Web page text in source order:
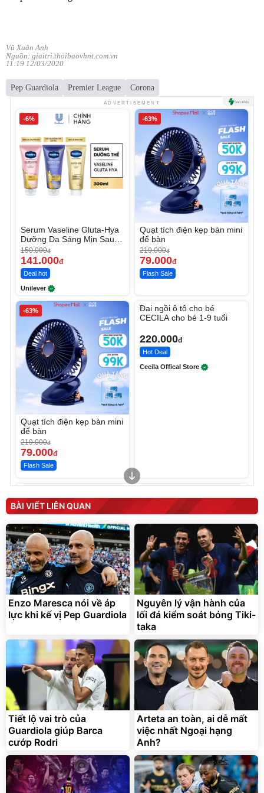
Vũ Xuân Anh
Nguồn: giaitri.thoibaovhnt.com.vn
11:19 12/03/2020
Pep Guardiola Premier League Corona
ADVERTISEMENT
-6%
Serum Vaseline Gluta-Hya
Dưỡng Da Sáng Mịn Sau 7
Ngày
150.000đ
141.000đ
Deal hot
Unilever
-63%
Quạt tích điện kẹp bàn mini
để bàn
219.000đ
79.000đ
Flash Sale
-63%
Quạt tích điện kẹp bàn mini
để bàn
219.000đ
79.000đ
Flash Sale
Đai ngồi ô tô cho bé
CECILA cho bé 1-9 tuổi
220.000đ
Hot Deal
Cecila Offical Store
tức thì Vaseline Body
190.000đ
138.330đ
Discount
D2-001 - Thông Minh
3.000.000
2.200.000đ
Flash Sale
Unmute
Vali Bamozo Khung Nhôm
9066 Size 20/24/28 Cao
Cấp
1.000.000 đ
825.000đ
Flash Sale
Lót ghế ôtô, nâng lưng
chống nóng giúp thoải mái
trong di chuyển
295.000 đ
Đã bán nhiều
BÀI VIẾT LIÊN QUAN
Enzo Maresca nói về áp
lực khi kế vị Pep Guardiola
Nguyên lý vận hành của
lối đá kiểm soát bóng Tiki-
taka
Tiết lộ vai trò của
Guardiola giúp Barca
cướp Rodri
Arteta an toàn, ai dễ mất
việc nhất Ngoại hạng
Anh?